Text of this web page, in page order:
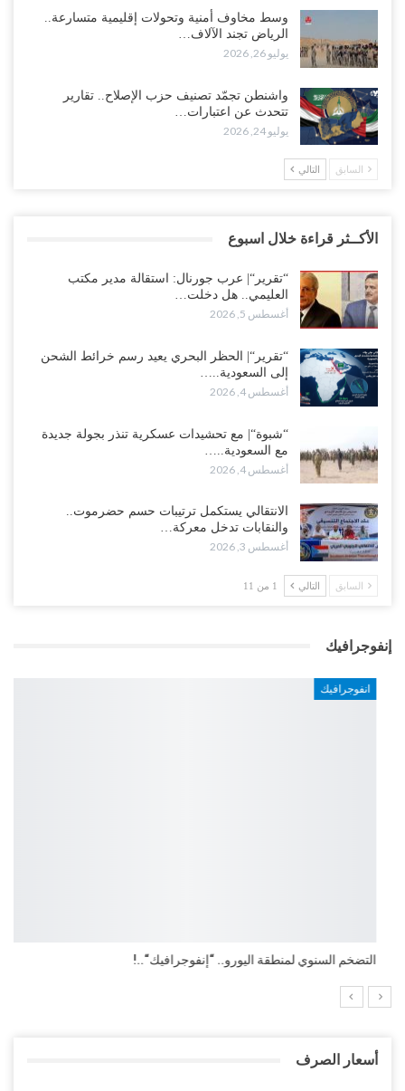
وسط مخاوف أمنية وتحولات إقليمية متسارعة..
الرياض تجند الآلاف…
يوليو 26, 2026
واشنطن تجمّد تصنيف حزب الإصلاح.. تقارير
تتحدث عن اعتبارات…
يوليو 24, 2026
السابق التالي
الأكــثر قراءة خلال اسبوع
“تقرير“| عرب جورنال: استقالة مدير مكتب
العليمي.. هل دخلت…
أغسطس 5, 2026
“تقرير“| الحظر البحري يعيد رسم خرائط الشحن
إلى السعودية..…
أغسطس 4, 2026
“شبوة“| مع تحشيدات عسكرية تنذر بجولة جديدة
مع السعودية..…
أغسطس 4, 2026
الانتقالي يستكمل ترتيبات حسم حضرموت..
والنقابات تدخل معركة…
أغسطس 3, 2026
السابق التالي 1 من 11
إنفوجرافيك
انفوجرافيك
التضخم السنوي لمنطقة اليورو.. “إنفوجرافيك“..!
أسعار الصرف